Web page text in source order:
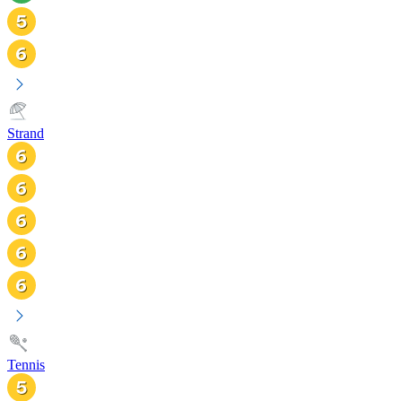
Strand
Tennis